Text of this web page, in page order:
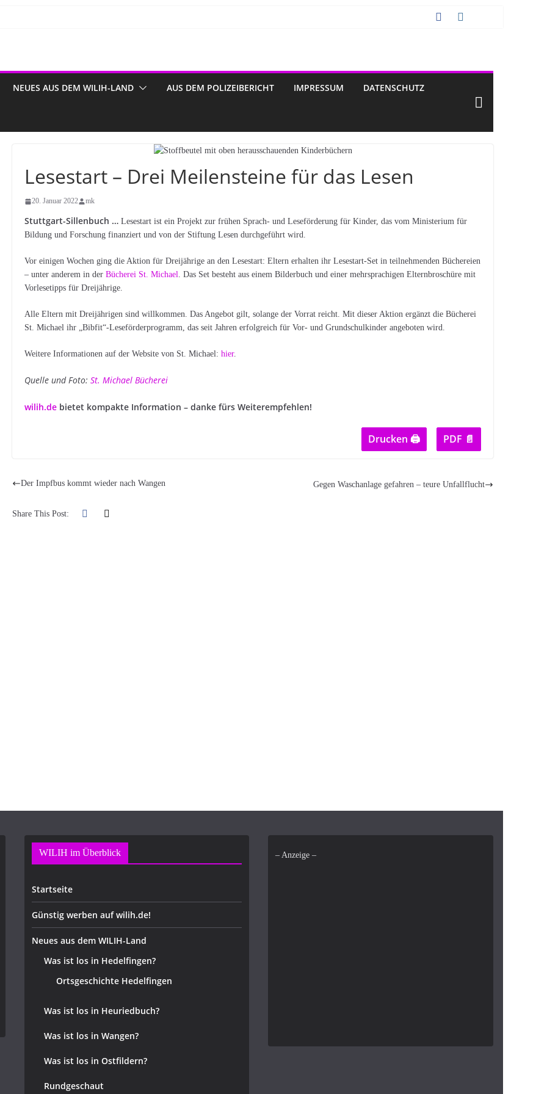
NEUES AUS DEM WILIH-LAND AUS DEM POLIZEIBERICHT IMPRESSUM DATENSCHUTZ
Lesestart – Drei Meilensteine für das Lesen
20. Januar 2022 mk
Stuttgart-Sillenbuch … Lesestart ist ein Projekt zur frühen Sprach- und Leseförderung für Kinder, das vom Ministerium für
Bildung und Forschung finanziert und von der Stiftung Lesen durchgeführt wird.
Vor einigen Wochen ging die Aktion für Dreijährige an den Lesestart: Eltern erhalten ihr Lesestart-Set in teilnehmenden Büchereien
– unter anderem in derBücherei St. Michael. Das Set besteht aus einem Bilderbuch und einer mehrsprachigen Elternbroschüre mit
Vorlesetipps für Dreijährige.
Alle Eltern mit Dreijährigen sind willkommen. Das Angebot gilt, solange der Vorrat reicht. Mit dieser Aktion ergänzt die Bücherei
St. Michael ihr „Bibfit“-Leseförderprogramm, das seit Jahren erfolgreich für Vor- und Grundschulkinder angeboten wird.
Weitere Informationen auf der Website von St. Michael:hier.
Quelle und Foto:St. Michael Bücherei
wilih.de bietet kompakte Information – danke fürs Weiterempfehlen!
Drucken 🖨 PDF 📄
Der Impfbus kommt wieder nach Wangen Gegen Waschanlage gefahren – teure Unfallflucht
Share This Post:
WILIH im Überblick
Startseite
Günstig werben auf wilih.de!
Neues aus dem WILIH-Land
Was ist los in Hedelfingen?
Ortsgeschichte Hedelfingen
Was ist los in Heuriedbuch?
Was ist los in Wangen?
Was ist los in Ostfildern?
Rundgeschaut
– Anzeige –